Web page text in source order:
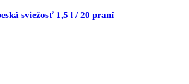
sviežosť 1,5 l / 20 praní